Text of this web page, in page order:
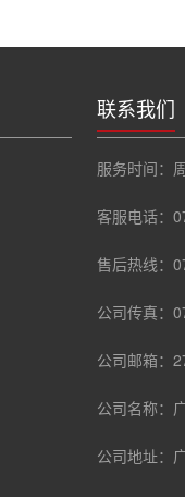
联系我们
服务时间：
客服电话：
售后热线：
公司传真：
公司邮箱：
公司名称：
公司地址：